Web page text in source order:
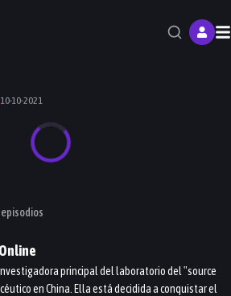
10-10-2021
episodios
Online
investigadora principal del laboratorio del "source
en China. Ella está decidida a conquistar el